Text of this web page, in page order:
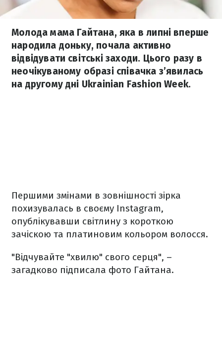
Молода мама Гайтана, яка в липні вперше
народила доньку, почала активно
відвідувати світські заходи. Цього разу в
неочікуваному образі співачка з’явилась
на другому дні Ukrainian Fashion Week.
Першими змінами в зовнішності зірка
похизувалась в своєму Instagram,
опублікувавши світлину з короткою
зачіскою та платиновим кольором волосся.
"Відчувайте "хвилю" свого серця", –
загадково підписала фото Гайтана.